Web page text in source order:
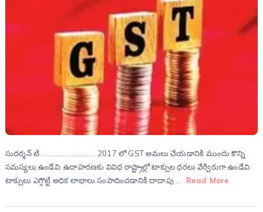
సుదర్శన్ టి…………………………. 2017 లో GST అమలు చేయడానికి ముందు కొన్ని
సమస్యలు ఉండేవి. ఉదాహరణకు వివిధ రాష్ట్రాల్లో టాక్సుల ధరలు వేర్వేరుగా ఉండేవి.
టాక్సులు ఎగ్గొట్టి అధిక లాభాలు సంపాదించడానికి దాదాపు …
Read More